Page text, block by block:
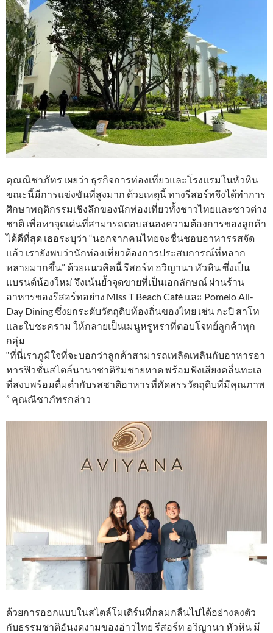
คุณณิชาภัทร เผยว่า ธุรกิจการท่องเที่ยวและโรงแรมในหัวหิน
ขณะนี้มีการแข่งขันที่สูงมาก ด้วยเหตุนี้ ทางรีสอร์ทจึงได้ทำการ
ศึกษาพฤติกรรมเชิงลึกของนักท่องเที่ยวทั้งชาวไทยและชาวต่าง
ชาติ เพื่อหาจุดเด่นที่สามารถตอบสนองความต้องการของลูกค้า
ได้ดีที่สุด เธอระบุว่า “นอกจากคนไทยจะชื่นชอบอาหารรสจัด
แล้ว เรายังพบว่านักท่องเที่ยวต้องการประสบการณ์ที่หลาก
หลายมากขึ้น” ด้วยแนวคิดนี้ รีสอร์ท อวิญานา หัวหิน ซึ่งเป็น
แบรนด์น้องใหม่ จึงเน้นย้ำจุดขายที่เป็นเอกลักษณ์ ผ่านร้าน
อาหารของรีสอร์ทอย่าง Miss T Beach Café และ Pomelo All-
Day Dining ซึ่งยกระดับวัตถุดิบท้องถิ่นของไทย เช่น กะปิ สาโท
และใบชะคราม ให้กลายเป็นเมนูหรูหราที่ตอบโจทย์ลูกค้าทุก
กลุ่ม
“ที่นี่เราภูมิใจที่จะบอกว่าลูกค้าสามารถเพลิดเพลินกับอาหารอา
หารฟิวชั่นสไตล์นานาชาติริมชายหาด พร้อมฟังเสียงคลื่นทะเล
ที่สงบพร้อมดื่มด่ำกับรสชาติอาหารที่คัดสรรวัตถุดิบที่มีคุณภาพ
” คุณณิชาภัทรกล่าว
ด้วยการออกแบบในสไตล์โมเดิร์นที่กลมกลืนไปได้อย่างลงตัว
กับธรรมชาติอันงดงามของอ่าวไทย รีสอร์ท อวิญานา หัวหิน มี